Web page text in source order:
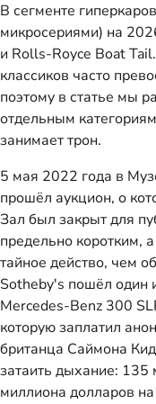
В сегменте
микросериями) на
и Rolls-Royce Boat
классиков часто
поэтому в статье мы
отдельным
занимает трон.
5 мая 2022 года в
прошёл аукцион, о
Зал был закрыт для
предельно коротким,
тайное действо, чем
Sotheby's пошёл один
Mercedes-Benz 300
которую заплатил
британца Саймона
затаить дыхание:
миллиона долларов